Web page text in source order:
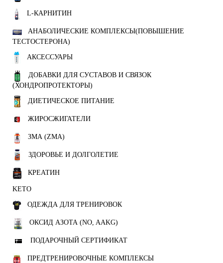
L-КАРНИТИН
АНАБОЛИЧЕСКИЕ КОМПЛЕКСЫ(ПОВЫШЕНИЕ
ТЕСТОСТЕРОНА)
АКСЕССУАРЫ
ДОБАВКИ ДЛЯ СУСТАВОВ И СВЯЗОК
(ХОНДРОПРОТЕКТОРЫ)
ДИЕТИЧЕСКОЕ ПИТАНИЕ
ЖИРОСЖИГАТЕЛИ
ЗМА (ZMA)
ЗДОРОВЬЕ И ДОЛГОЛЕТИЕ
КРЕАТИН
KETO
ОДЕЖДА ДЛЯ ТРЕНИРОВОК
ОКСИД АЗОТА (NO, AAKG)
ПОДАРОЧНЫЙ СЕРТИФИКАТ
ПРЕДТРЕНИРОВОЧНЫЕ КОМПЛЕКСЫ